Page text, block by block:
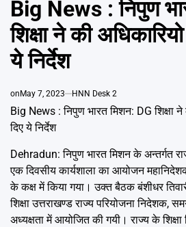
Big News : निपुण
शिक्षा ने की
ये निर्देश
onMay 7, 2023 HNN Desk 2
Big News : निपुण भारत मिशन: DG शिक्षा
दिए ये निर्देश
Dehradun: निपुण भारत मिशन के अन्तर्गत
एक दिवसीय कार्यशाला का आयोजन महानिदेशक,
के कक्ष में किया गया। उक्त बैठक बंशीधर
शिक्षा उत्तराखण्ड राज्य परियोजना निदेशक,
अध्यक्षता में आयोजित की गयी। राज्य के